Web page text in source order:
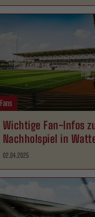
Fans
Wichtige Fan-Infos
Nachholspiel in
02.04.2025